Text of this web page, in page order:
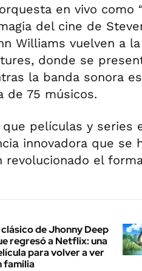
en vivo como
del cine de
Williams vuelven a
donde se
la banda sonora
de 75 músicos.
que películas y series
innovadora que
revolucionado el
clásico de Jhonny Deep
regresó a Netflix: una
para volver a ver
familia